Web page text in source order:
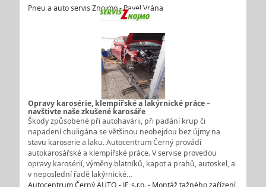
Pneu a auto servis Znojmo - Pavel Vrána
Opravy karosérie, klempířské a lakýrnické práce –
navštivte naše zkušené karosáře
Škody způsobené při autohavárii, při padání krup či
napadení chuligána se většinou neobejdou bez újmy na
stavu karoserie a laku. Autocentrum Černý provádí
autokarosářské a klempířské práce. V servise provedou
opravy karosérií, výměny blatníků, kapot a prahů, autoskel, a
v neposlední řadě lakýrnické…
Autocentrum Černý AUTO - JF, s.r.o. - Montáž tažného zařízení